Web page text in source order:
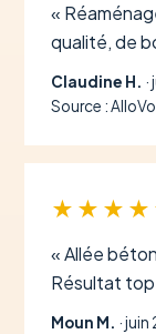
«
qualité, de
Claudine H.
Source :
« Allée
Résultat
Moun M. ·